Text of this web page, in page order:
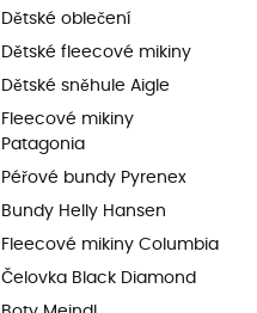
Dětské oblečení
Dětské fleecové mikiny
Dětské sněhule Aigle
Fleecové mikiny
Patagonia
Péřové bundy Pyrenex
Bundy Helly Hansen
Fleecové mikiny Columbia
Čelovka Black Diamond